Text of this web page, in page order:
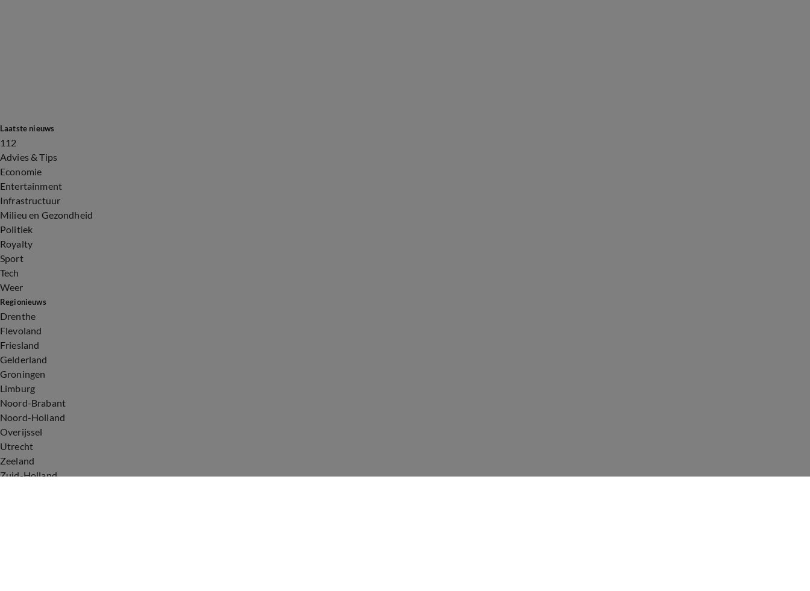
Laatste nieuws
112
Advies & Tips
Economie
Entertainment
Infrastructuur
Milieu en Gezondheid
Politiek
Royalty
Sport
Tech
Weer
Regionieuws
Drenthe
Flevoland
Friesland
Gelderland
Groningen
Limburg
Noord-Brabant
Noord-Holland
Overijssel
Utrecht
Zeeland
Zuid-Holland